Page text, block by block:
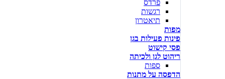
פרדס
רגשות
תיאטרון
מפות
פינות פעילות בגן
פסי קישוט
ריהוט לגן ולכיתה
ספות
הדפסה על מתנות